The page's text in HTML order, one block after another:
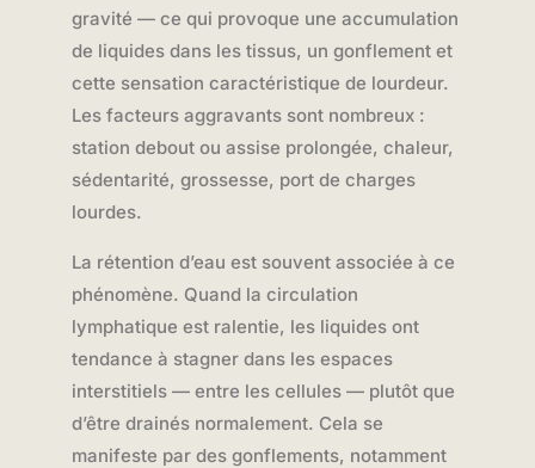
gravité — ce qui provoque une accumulation
de liquides dans les tissus, un gonflement et
cette sensation caractéristique de lourdeur.
Les facteurs aggravants sont nombreux :
station debout ou assise prolongée, chaleur,
sédentarité, grossesse, port de charges
lourdes.
La rétention d’eau est souvent associée à ce
phénomène. Quand la circulation
lymphatique est ralentie, les liquides ont
tendance à stagner dans les espaces
interstitiels — entre les cellules — plutôt que
d’être drainés normalement. Cela se
manifeste par des gonflements, notamment